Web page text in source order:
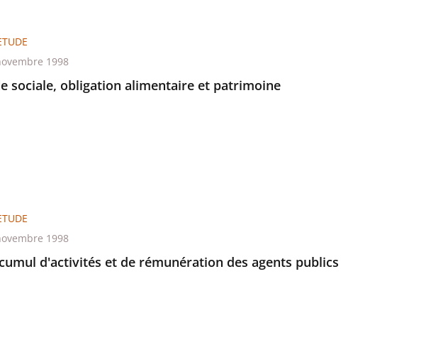
sociale, obligation alimentaire et patrimoine
1998
d'activités et de rémunération des agents publics
1998